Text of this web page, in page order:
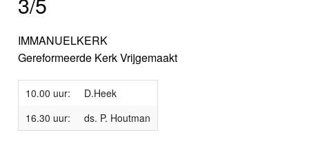
IMMANUELKERK
Gereformeerde Kerk Vrijgemaakt
10.00 uur:
D.Heek
16.30 uur:
ds. P. Houtman